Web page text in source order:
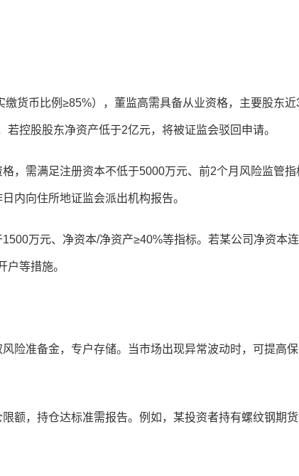
货币比例≥85%），董监高需具备从业资格，主要股东近
控股股东净资产低于2亿元，将被证监会驳回申请。
，需满足注册资本不低于5000万元、前2个月风险监管
内向住所地证监会派出机构报告。
万元、净资本/净资产≥40%等指标。若某公司净资本
等措施。
险准备金，专户存储。当市场出现异常波动时，可提高
额，持仓达标准需报告。例如，某投资者持有螺纹钢期